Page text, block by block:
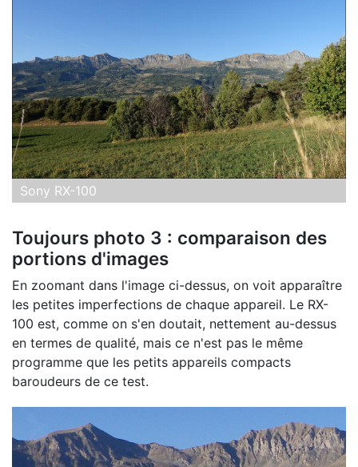
Sony RX-100
Toujours photo 3 : comparaison des
portions d'images
En zoomant dans l'image ci-dessus, on voit apparaître
les petites imperfections de chaque appareil. Le RX-
100 est, comme on s'en doutait, nettement au-dessus
en termes de qualité, mais ce n'est pas le même
programme que les petits appareils compacts
baroudeurs de ce test.